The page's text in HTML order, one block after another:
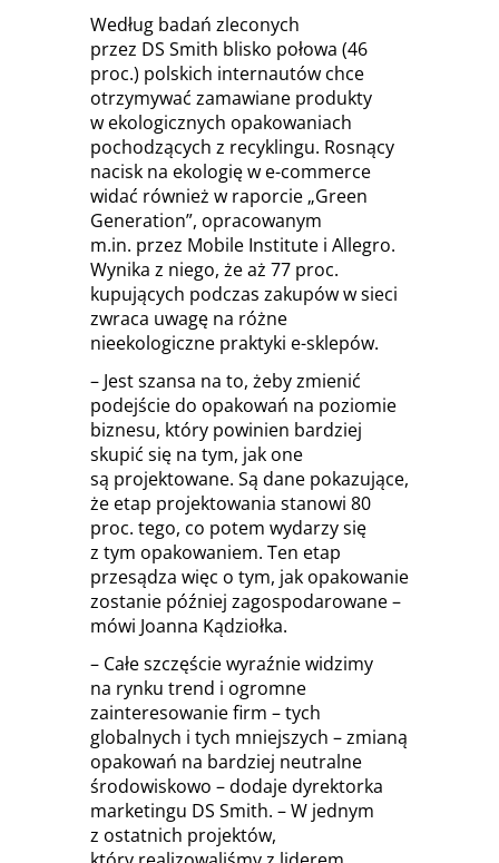
Według badań zleconych
przez DS Smith blisko połowa (46
proc.) polskich internautów chce
otrzymywać zamawiane produkty
w ekologicznych opakowaniach
pochodzących z recyklingu. Rosnący
nacisk na ekologię w e-commerce
widać również w raporcie „Green
Generation”, opracowanym
m.in. przez Mobile Institute i Allegro.
Wynika z niego, że aż 77 proc.
kupujących podczas zakupów w sieci
zwraca uwagę na różne
nieekologiczne praktyki e-sklepów.
– Jest szansa na to, żeby zmienić
podejście do opakowań na poziomie
biznesu, który powinien bardziej
skupić się na tym, jak one
są projektowane. Są dane pokazujące,
że etap projektowania stanowi 80
proc. tego, co potem wydarzy się
z tym opakowaniem. Ten etap
przesądza więc o tym, jak opakowanie
zostanie później zagospodarowane –
mówi Joanna Kądziołka.
– Całe szczęście wyraźnie widzimy
na rynku trend i ogromne
zainteresowanie firm – tych
globalnych i tych mniejszych – zmianą
opakowań na bardziej neutralne
środowiskowo – dodaje dyrektorka
marketingu DS Smith. – W jednym
z ostatnich projektów,